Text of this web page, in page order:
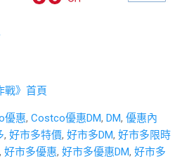
戰》首頁
優惠, Costco優惠DM, DM, 優惠內
, 好市多特價, 好市多DM, 好市多限時
, 好市多優惠, 好市多優惠DM, 好市多